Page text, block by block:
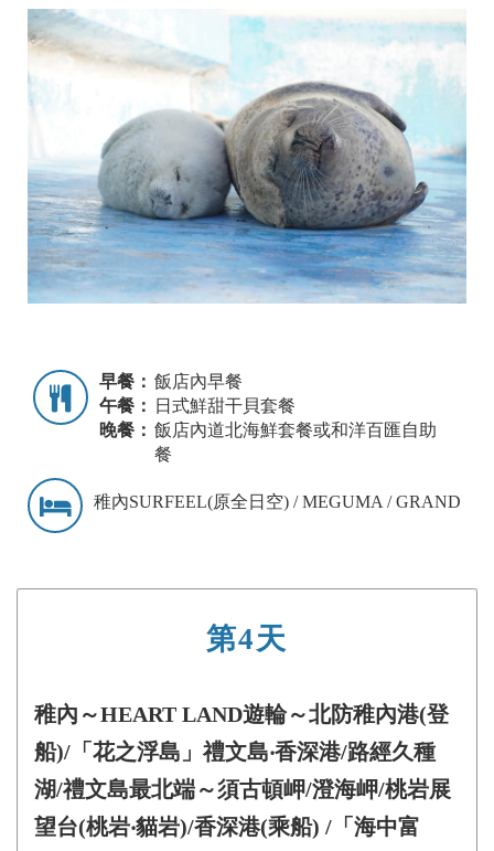
早餐： 飯店內早餐
午餐：
日式鮮甜干貝套餐
晚餐： 飯店內道北海鮮套餐或和洋百匯自助
餐
稚內SURFEEL(原全日空) / MEGUMA / GRAND
第4天
稚內～HEART LAND遊輪～北防稚內港(登
船)/「花之浮島」禮文島‧香深港/路經久種
湖/禮文島最北端～須古頓岬/澄海岬/桃岩展
望台(桃岩‧貓岩)/香深港(乘船) /「海中富